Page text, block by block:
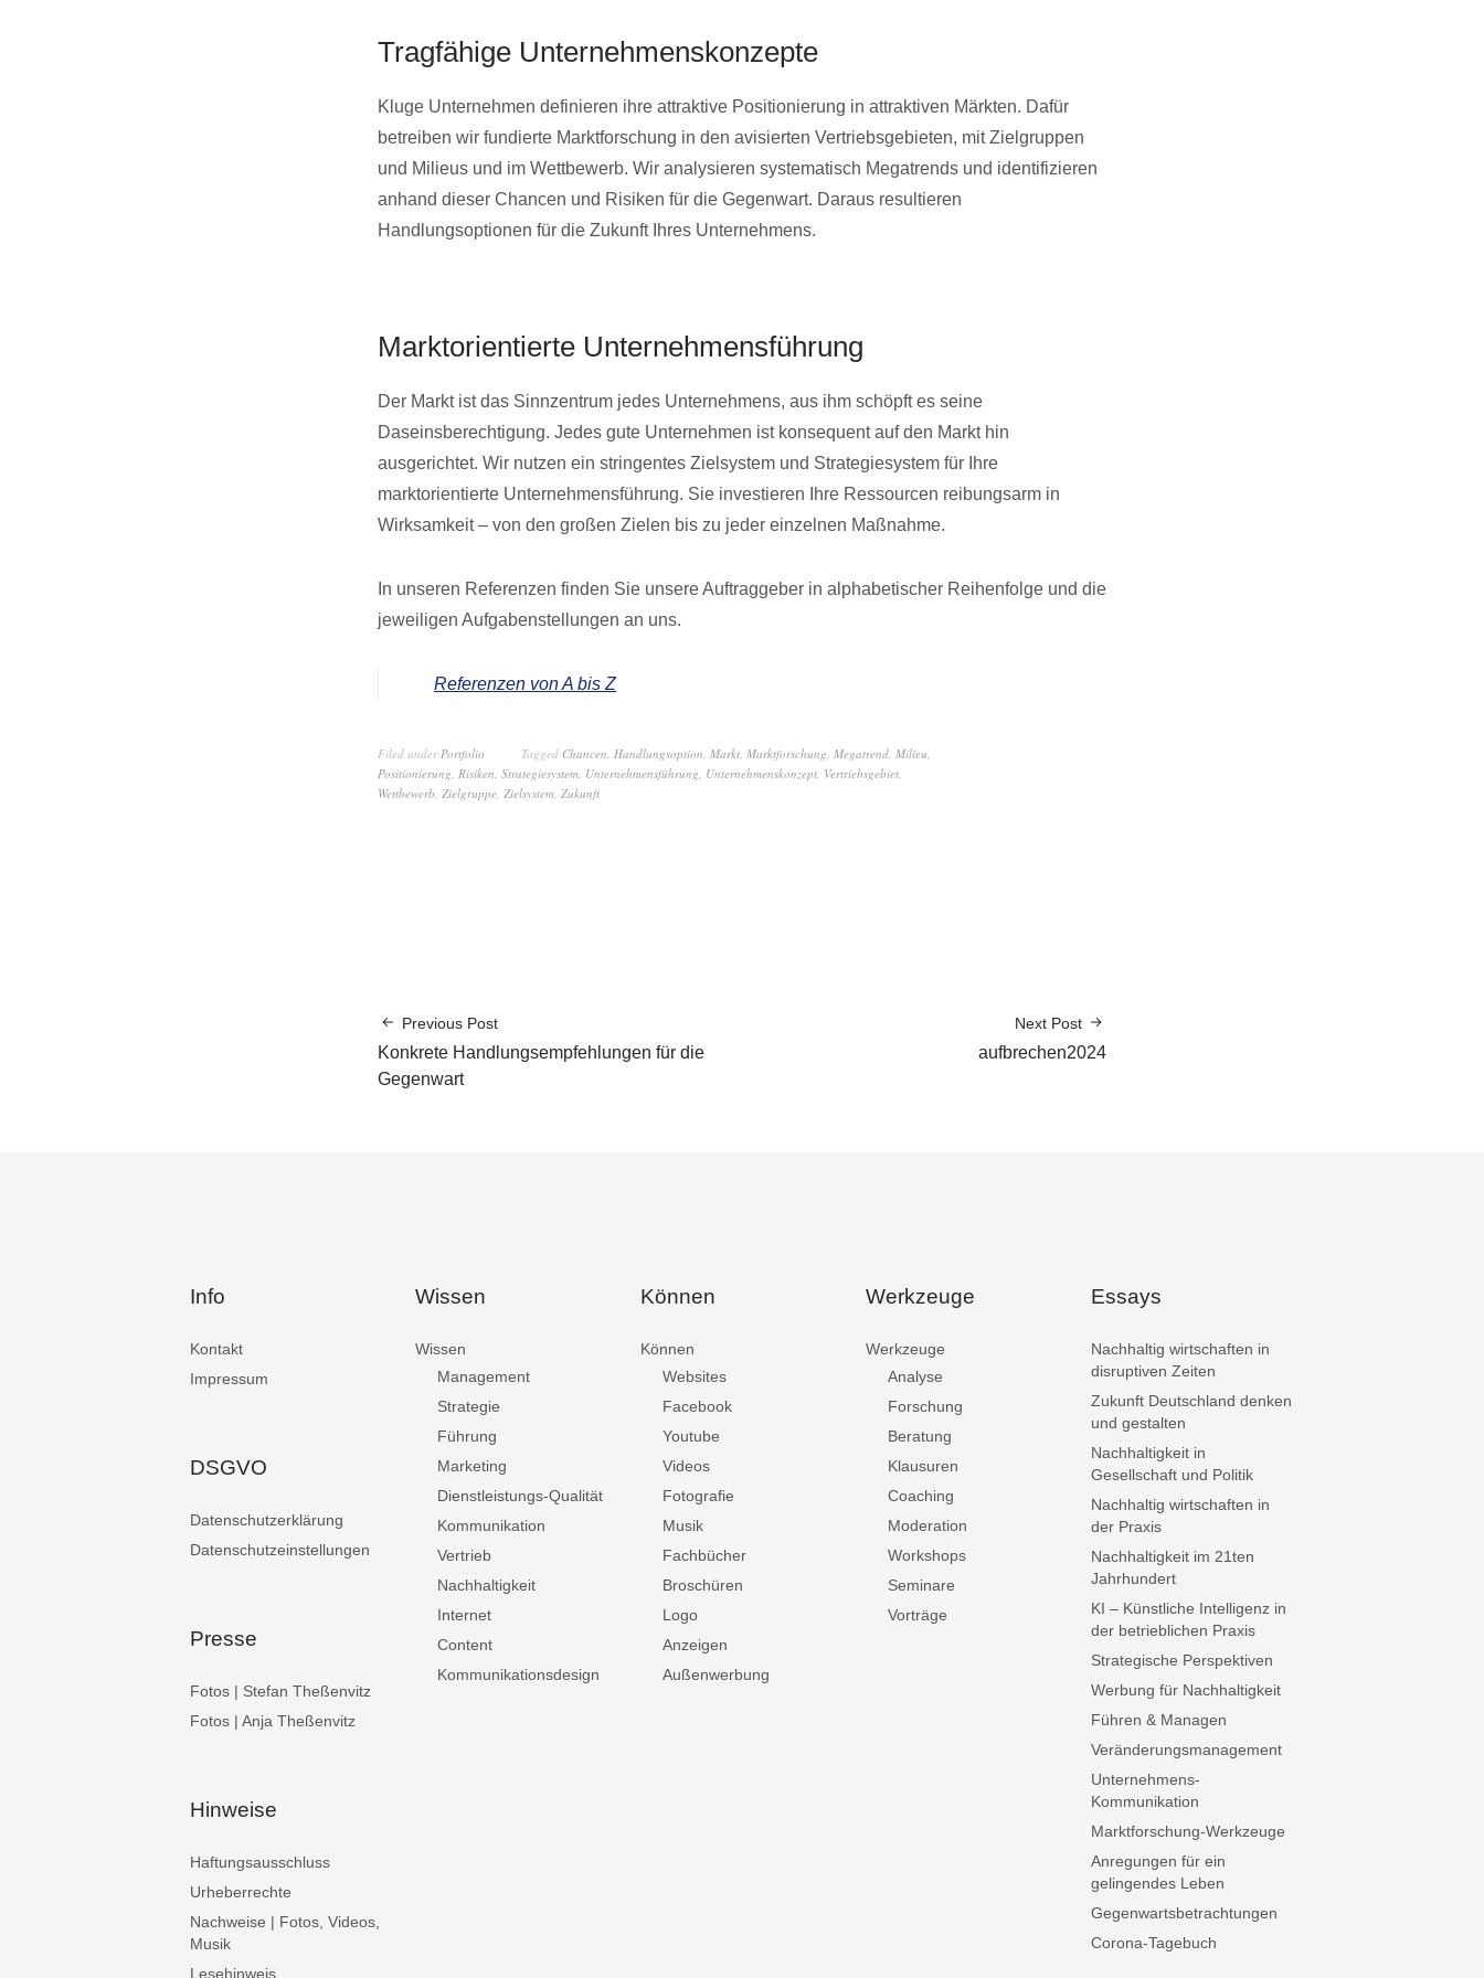
Tragfähige Unternehmenskonzepte
Kluge Unternehmen definieren ihre attraktive Positionierung in attraktiven Märkten. Dafür
betreiben wir fundierte Marktforschung in den avisierten Vertriebsgebieten, mit Zielgruppen
und Milieus und im Wettbewerb. Wir analysieren systematisch Megatrends und identifizieren
anhand dieser Chancen und Risiken für die Gegenwart. Daraus resultieren
Handlungsoptionen für die Zukunft Ihres Unternehmens.
Marktorientierte Unternehmensführung
Der Markt ist das Sinnzentrum jedes Unternehmens, aus ihm schöpft es seine
Daseinsberechtigung. Jedes gute Unternehmen ist konsequent auf den Markt hin
ausgerichtet. Wir nutzen ein stringentes Zielsystem und Strategiesystem für Ihre
marktorientierte Unternehmensführung. Sie investieren Ihre Ressourcen reibungsarm in
Wirksamkeit – von den großen Zielen bis zu jeder einzelnen Maßnahme.
In unseren Referenzen finden Sie unsere Auftraggeber in alphabetischer Reihenfolge und die
jeweiligen Aufgabenstellungen an uns.
Referenzen von A bis Z
Filed underPortfolio Tagged Chancen, Handlungsoption, Markt, Marktforschung, Megatrend, Milieu,
Positionierung, Risiken, Strategiesystem, Unternehmensführung, Unternehmenskonzept, Vertriebsgebiet,
Wettbewerb, Zielgruppe, Zielsystem, Zukunft
Previous Post
Konkrete Handlungsempfehlungen für die
Gegenwart
Next Post
aufbrechen2024
Info
Kontakt
Impressum
DSGVO
Datenschutzerklärung
Datenschutzeinstellungen
Presse
Fotos | Stefan Theßenvitz
Fotos | Anja Theßenvitz
Hinweise
Haftungsausschluss
Urheberrechte
Nachweise | Fotos, Videos,
Musik
Lesehinweis
Wissen
Wissen
Management
Strategie
Führung
Marketing
Dienstleistungs-Qualität
Kommunikation
Vertrieb
Nachhaltigkeit
Internet
Content
Kommunikationsdesign
Können
Können
Websites
Facebook
Youtube
Videos
Fotografie
Musik
Fachbücher
Broschüren
Logo
Anzeigen
Außenwerbung
Werkzeuge
Werkzeuge
Analyse
Forschung
Beratung
Klausuren
Coaching
Moderation
Workshops
Seminare
Vorträge
Essays
Nachhaltig wirtschaften in
disruptiven Zeiten
Zukunft Deutschland denken
und gestalten
Nachhaltigkeit in
Gesellschaft und Politik
Nachhaltig wirtschaften in
der Praxis
Nachhaltigkeit im 21ten
Jahrhundert
KI – Künstliche Intelligenz in
der betrieblichen Praxis
Strategische Perspektiven
Werbung für Nachhaltigkeit
Führen & Managen
Veränderungsmanagement
Unternehmens-
Kommunikation
Marktforschung-Werkzeuge
Anregungen für ein
gelingendes Leben
Gegenwartsbetrachtungen
Corona-Tagebuch